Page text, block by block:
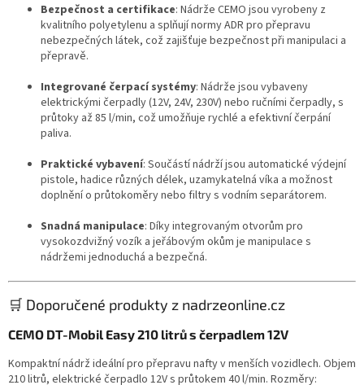
Bezpečnost a certifikace: Nádrže CEMO jsou vyrobeny z
kvalitního polyetylenu a splňují normy ADR pro přepravu
nebezpečných látek, což zajišťuje bezpečnost při manipulaci a
přepravě.
Integrované čerpací systémy: Nádrže jsou vybaveny
elektrickými čerpadly (12V, 24V, 230V) nebo ručními čerpadly, s
průtoky až 85 l/min, což umožňuje rychlé a efektivní čerpání
paliva.
Praktické vybavení: Součástí nádrží jsou automatické výdejní
pistole, hadice různých délek, uzamykatelná víka a možnost
doplnění o průtokoměry nebo filtry s vodním separátorem.
Snadná manipulace: Díky integrovaným otvorům pro
vysokozdvižný vozík a jeřábovým okům je manipulace s
nádržemi jednoduchá a bezpečná.
🛒 Doporučené produkty z nadrzeonline.cz
CEMO DT-Mobil Easy 210 litrů s čerpadlem 12V
Kompaktní nádrž ideální pro přepravu nafty v menších vozidlech. Objem
210 litrů, elektrické čerpadlo 12V s průtokem 40 l/min. Rozměry: